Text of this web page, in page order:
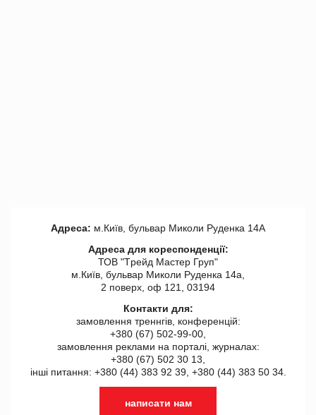
Адреса: м.Київ, бульвар Миколи Руденка 14А
Адреса для кореспонденції:
ТОВ "Tрейд Мастер Груп"
м.Київ, бульвар Миколи Руденка 14а,
2 поверх, оф 121, 03194
Контакти для:
замовлення треннгів, конференцій:
+380 (67) 502-99-00,
замовлення реклами на порталі, журналах:
+380 (67) 502 30 13,
інші питання: +380 (44) 383 92 39, +380 (44) 383 50 34.
написати нам